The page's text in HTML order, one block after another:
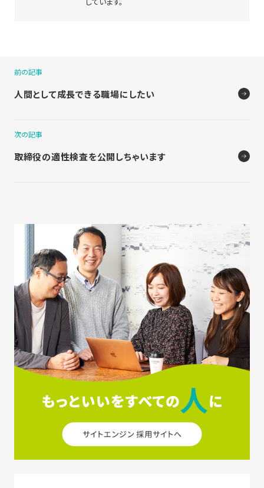
前の記事
人間として成長できる職場にしたい
次の記事
取締役の適性検査を公開しちゃいます